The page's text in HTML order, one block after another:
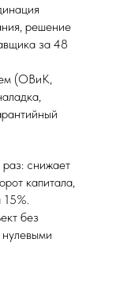
решение
за 48
(ОВиК,
снижает
капитала,
15%.
без